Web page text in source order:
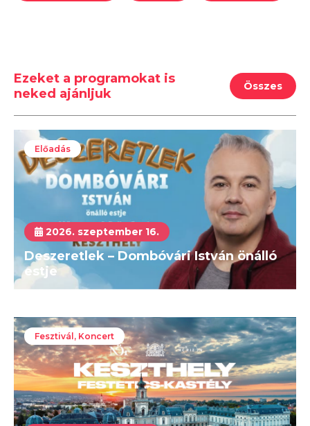
Ezeket a programokat is
neked ajánljuk
Összes
Előadás
2026. szeptember 16.
Deszeretlek – Dombóvári István önálló
estje
Fesztivál, Koncert